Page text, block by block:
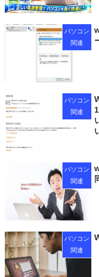
パソコン
関連
パソコン
関連
パソコン
関連
パソコン
関連